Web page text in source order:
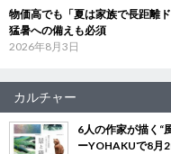
物価高でも「夏は家族で長距離
猛暑への備えも必須
2026年8月3日
カルチャー
6人の作家が描く“
ーYOHAKUで8月